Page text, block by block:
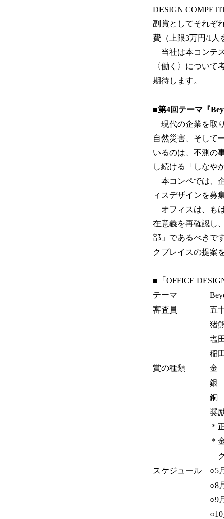
DESIGN
副賞としてそれぞ
費（上限3万円/1人
当社は本コンテ
〈働く〉につい
期待します。
■第4回テーマ『
現代の企業を取
自然災害、そして
いるのは、不測の
し続ける「しなや
本コンペでは、
ィスデザインを募
オフィスは、も
在意義を再確認し
部」であるべきで
クプレイスの提案
■「OFFICE
テーマ Beyond
審査員 五十嵐 久
猪熊 純 氏（
塩田 健一（株
稲田 晋司（
賞の種類 金 賞
銀 賞（正
銅 賞（正
奨励賞（
＊正賞は当コ
＊金・銀・銅
グループ応
スケジュール
○8月31日正
○9月 ：
○10月